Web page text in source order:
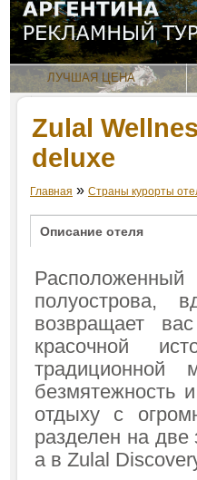
ЛУЧШАЯ ЦЕНА
Zulal
deluxe
Главная » Страны курорты
Описание отеля
полуострова,
возвращает
красочной
безмятежность
отдыху с
разделен на две
а в Zulal